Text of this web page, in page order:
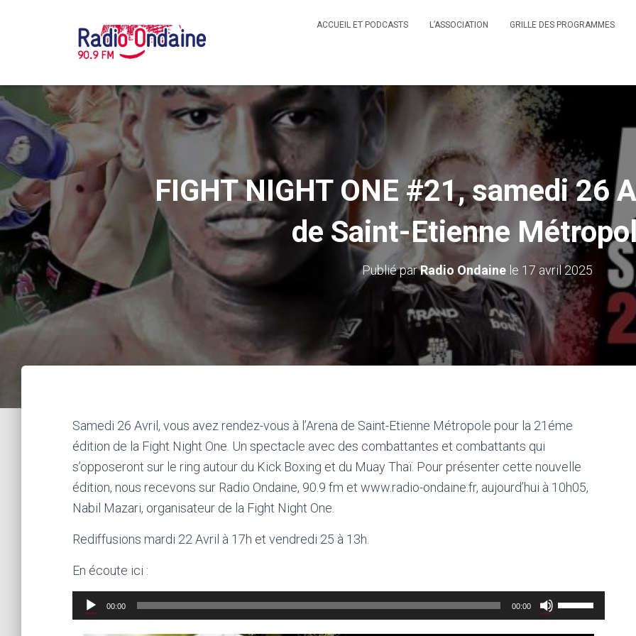
ACCUEIL ET PODCASTS L’ASSOCIATION GRILLE DES PROGRAMMES
FIGHT NIGHT ONE #21, samedi 26
de Saint-Etienne
Publié parRadio Ondainele 17 avril 2025
Samedi 26 Avril, vous avez rendez-vous à l’Arena de Saint-Etienne Métropole pour la 21éme
édition de la Fight Night One. Un spectacle avec des combattantes et combattants qui
s’opposeront sur le ring autour du Kick Boxing et du Muay Thaï. Pour présenter cette nouvelle
édition, nous recevons sur Radio Ondaine, 90.9 fm et www.radio-ondaine.fr, aujourd’hui à 10h05,
Nabil Mazari, organisateur de la Fight Night One.
Rediffusions mardi 22 Avril à 17h et vendredi 25 à 13h.
En écoute ici :
Lecteur
audio
00:00 00:00
Utilisez
les